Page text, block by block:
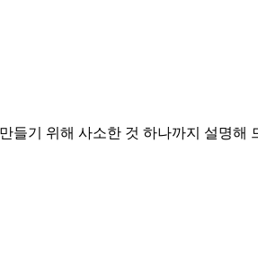
들기 위해 사소한 것 하나까지 설명해